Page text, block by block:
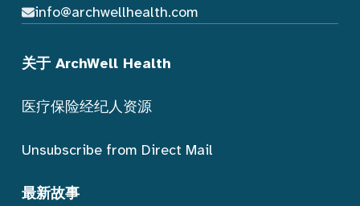
info@archwellhealth.com
关于 ArchWell Health
医疗保险经纪人资源
Unsubscribe from Direct Mail
最新故事